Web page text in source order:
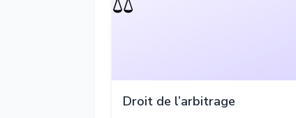
Droit de l’arbitrage